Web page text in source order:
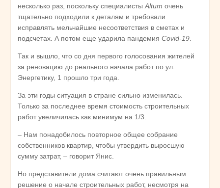
несколько раз, поскольку специалистыAltum очень
тщательно подходили к деталям и требовали
исправлять мельчайшие несоответствия в сметах и
подсчетах. А потом еще ударила пандемия Covid-19.
Так и вышло, что со дня первого голосования жителей
за реновацию до реального начала работ по ул.
Энергетику, 1 прошло три года.
За эти годы ситуация в стране сильно изменилась.
Только за последнее время стоимость строительных
работ увеличилась как минимум на 1/3.
– Нам понадобилось повторное общее собрание
собственников квартир, чтобы утвердить выросшую
сумму затрат, – говорит Янис.
Но представители дома считают очень правильным
решение о начале строительных работ, несмотря на